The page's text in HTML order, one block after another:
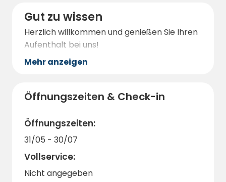
Gut zu wissen
Herzlich willkommen und genießen Sie Ihren
Aufenthalt bei uns!
Mehr anzeigen
Öffnungszeiten & Check-in
Öffnungszeiten:
31/05 - 30/07
Vollservice:
Nicht angegeben